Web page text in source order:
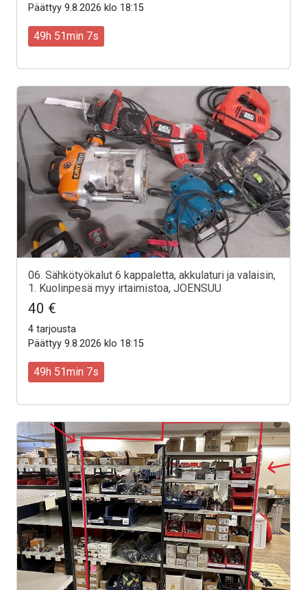
Päättyy 9.8.2026 klo 18:15
49h 51min 5s
06. Sähkötyökalut 6 kappaletta, akkulaturi ja valaisin,
1. Kuolinpesä myy irtaimistoa, JOENSUU
40 €
4 tarjousta
Päättyy 9.8.2026 klo 18:15
49h 51min 5s